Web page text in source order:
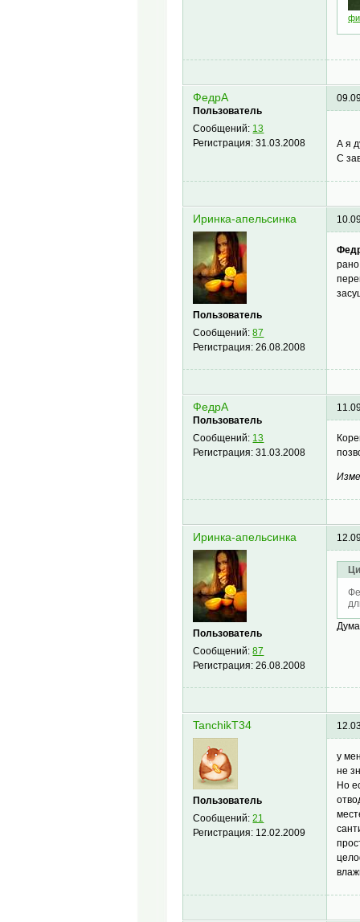
ФедрА
Пользователь
Сообщений: 13
Регистрация:31.03.2008
А я
С
Иринка-апельсинка
Пользователь
Сообщений:87
Регистрация:26.08.2008
ФедрА
Пользователь
Сообщений: 13
Регистрация:31.03.2008
Иринка-апельсинка
Пользователь
Сообщений:87
Регистрация:26.08.2008
TanchikT34
Пользователь
Сообщений:21
Регистрация: 12.02.2009
у
не
Но